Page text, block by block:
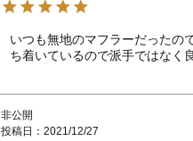
いつも無地のマフラーだったの
ち着いているので派手ではなく
非公開
投稿日
2021/12/27